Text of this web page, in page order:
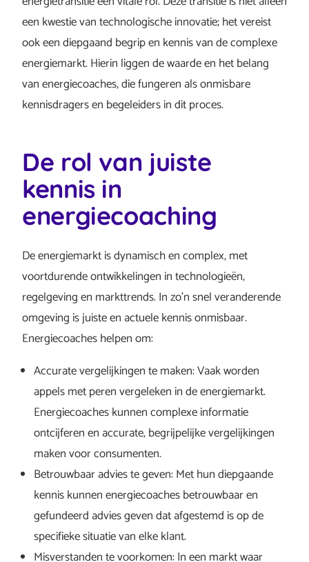
een kwestie van technologische innovatie; het vereist
ook een diepgaand begrip en kennis van de complexe
energiemarkt. Hierin liggen de waarde en het belang
van energiecoaches, die fungeren als onmisbare
kennisdragers en begeleiders in dit proces.
De rol van juiste
kennis in
energiecoaching
De energiemarkt is dynamisch en complex, met
voortdurende ontwikkelingen in technologieën,
regelgeving en markttrends. In zo’n snel veranderende
omgeving is juiste en actuele kennis onmisbaar.
Energiecoaches helpen om:
Accurate vergelijkingen te maken: Vaak worden
appels met peren vergeleken in de energiemarkt.
Energiecoaches kunnen complexe informatie
ontcijferen en accurate, begrijpelijke vergelijkingen
maken voor consumenten.
Betrouwbaar advies te geven: Met hun diepgaande
kennis kunnen energiecoaches betrouwbaar en
gefundeerd advies geven dat afgestemd is op de
specifieke situatie van elke klant.
Misverstanden te voorkomen: In een markt waar